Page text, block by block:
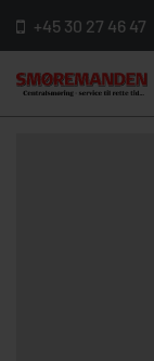
+45 30 27 46 47